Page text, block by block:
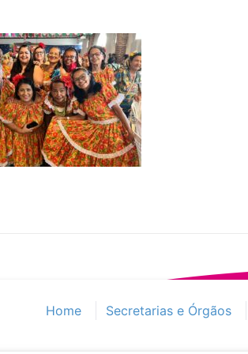
Home Secretarias e Órgãos